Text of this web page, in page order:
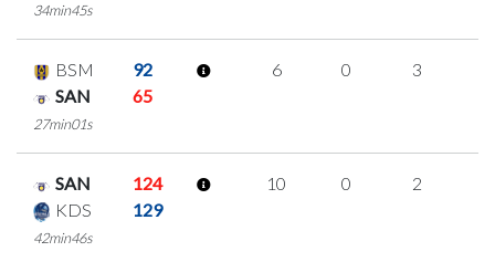
34min45s
BSM
92
SAN
65
27min01s
6 0 3
SAN
124
KDS
129
42min46s
10 0 2